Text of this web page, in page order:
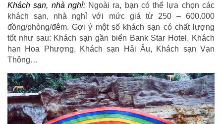
Khách sạn, nhà nghỉ:Ngoài ra, bạn có thể lựa chọn các
khách sạn, nhà nghỉ với mức giá từ 250 – 600.000
đồng/phòng/đêm. Gợi ý một số khách sạn có chất lượng
tốt như sau: Khách sạn gần biển Bank Star Hotel, Khách
hạn Hoa Phượng, Khách sạn Hải Âu, Khách sạn Vạn
Thông…